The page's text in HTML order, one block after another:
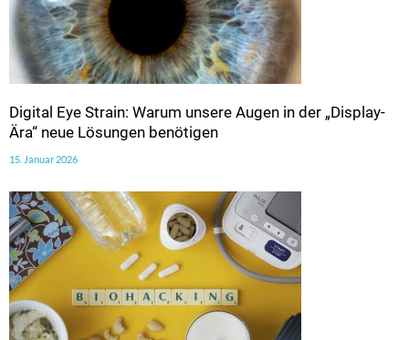
Digital Eye Strain: Warum unsere Augen in der „Display-
Ära“ neue Lösungen benötigen
15. Januar 2026